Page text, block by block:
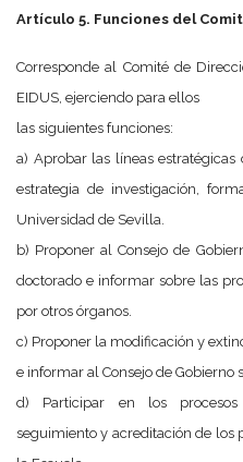
Artículo 5. Funciones del
Corresponde al Comité de
EIDUS, ejerciendo para ellos
las siguientes funciones:
a) Aprobar las líneas
estrategia de investigación,
Universidad de Sevilla.
b) Proponer al Consejo de
doctorado e informar sobre las
por otros órganos.
c) Proponer la modificación y
e informar al Consejo de Gobierno
d) Participar en los
seguimiento y acreditación de los